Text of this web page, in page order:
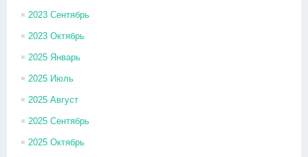
2023 Сентябрь
2023 Октябрь
2025 Январь
2025 Июль
2025 Август
2025 Сентябрь
2025 Октябрь